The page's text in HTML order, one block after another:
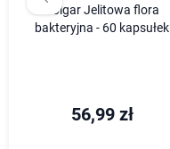
Solgar Jelitowa flora
bakteryjna - 60 kapsułek
56,99 zł